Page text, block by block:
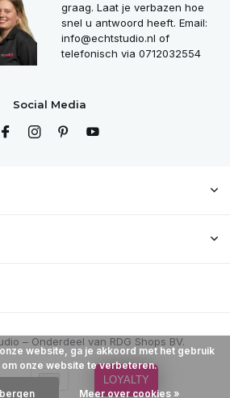
graag. Laat je verbazen hoe
snel u antwoord heeft. Email:
info@echtstudio.nl of
telefonisch via 0712032554
Social Media
website, ga je akkoord met het gebruik
onze website te verbeteren.
Meer over cookies »
LOYALTY